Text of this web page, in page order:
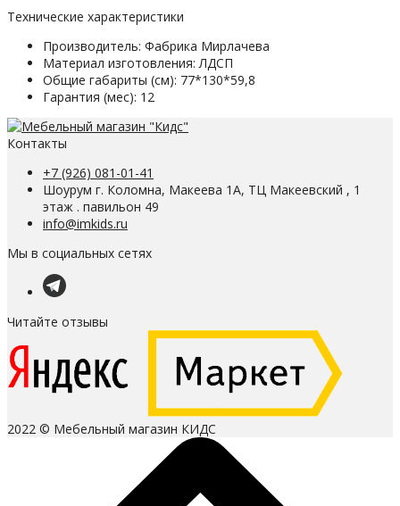
Технические характеристики
Производитель: Фабрика Мирлачева
Материал изготовления: ЛДСП
Общие габариты (см): 77*130*59,8
Гарантия (мес): 12
Контакты
+7 (926) 081-01-41
Шоурум г. Коломна, Макеева 1А, ТЦ Макеевский , 1
этаж . павильон 49
info@imkids.ru
Мы в социальных сетях
Читайте отзывы
2022 © Мебельный магазин КИДС